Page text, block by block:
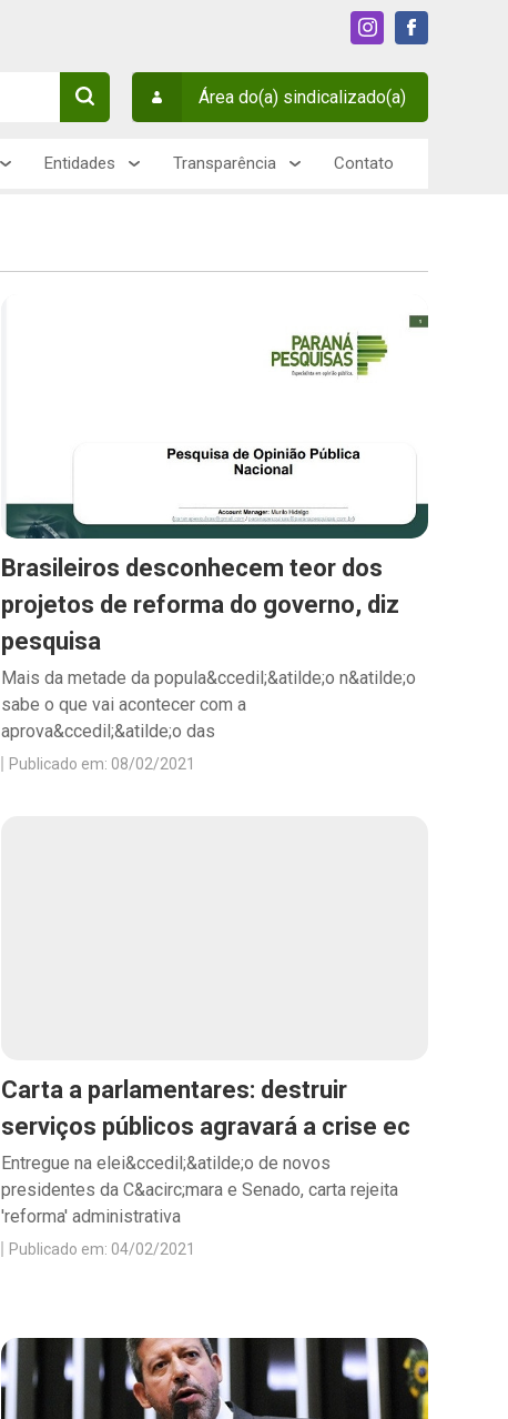
Área do(a) sindicalizado(a)
Entidades Transparência Contato
Brasileiros desconhecem teor dos
projetos de reforma do governo, diz
pesquisa
Mais da metade da popula&ccedil;&atilde;o n&atilde;o
sabe o que vai acontecer com a
aprova&ccedil;&atilde;o das
Publicado em: 08/02/2021
Carta a parlamentares: destruir
serviços públicos agravará a crise ec
Entregue na elei&ccedil;&atilde;o de novos
presidentes da C&acirc;mara e Senado, carta rejeita
'reforma' administrativa
Publicado em: 04/02/2021